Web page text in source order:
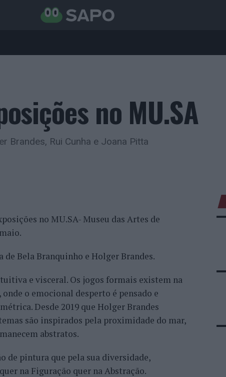
no MU.SA
Brandes, Rui Cunha e Joana Pitta
no MU.SA- Museu das Artes de
Bela Branquinho e Holger Brandes.
e visceral. Os jogos formais existem na
o emocional desperto é pensado e
Desde 2019 que Holger Brandes
são inspirados pela proximidade do mar,
abstratos.
de pintura que pela sua diversidade,
na Figuração quer na Abstração.